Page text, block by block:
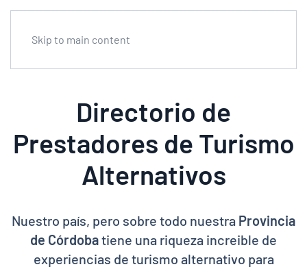
Skip to main content
Directorio de
Prestadores de Turismo
Alternativos
Nuestro país, pero sobre todo nuestra Provincia
de Córdobatiene una riqueza increible de
experiencias de turismo alternativo para